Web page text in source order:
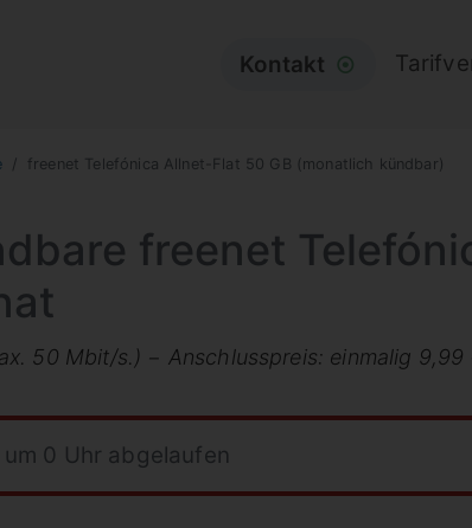
Kontakt ⦿
freenet Telefónica Allnet-Flat 50 GB (monatlich kündbar)
freenet
50 Mbit/s.) − Anschlusspreis: einmalig 9,99
0 Uhr abgelaufen